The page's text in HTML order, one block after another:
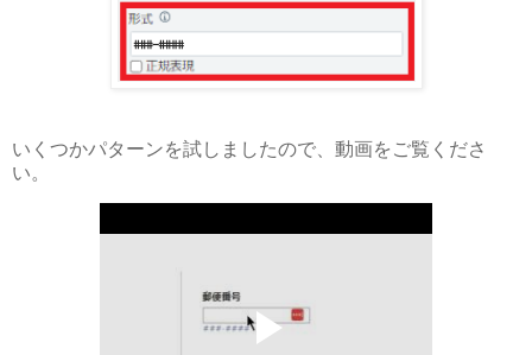
いくつかパターンを試しましたので、動画をご覧くださ
い。